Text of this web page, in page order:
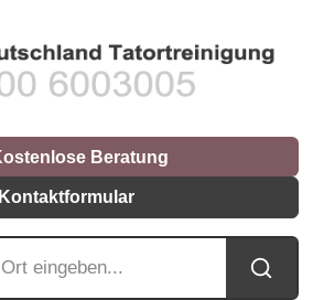
Beratung
Kontaktformular